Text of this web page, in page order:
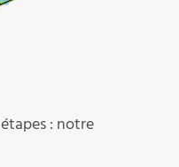
: notre